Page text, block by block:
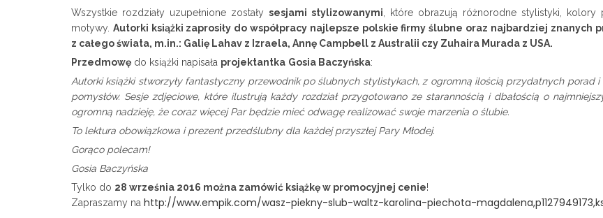
Wszystkie rozdziały uzupełnione zostałysesjami stylizowanymi , które obrazują różnorodne stylistyki, kolory
motywy. Autorki książki zaprosiły do współpracy najlepsze polskie firmy ślubne oraz najbardziej znanych
z całego świata, m.in.: Galię Lahav z Izraela, Annę Campbell z Australii czy Zuhaira Murada z USA.
Przedmowę do książki napisała projektantka Gosia Baczyńska:
Autorki książki stworzyły fantastyczny przewodnik po ślubnych stylistykach, z ogromną ilością przydatnych porad i
pomysłów. Sesje zdjęciowe, które ilustrują każdy rozdział przygotowano ze starannością i dbałością o
ogromną nadzieję, że coraz więcej Par będzie mieć odwagę realizować swoje marzenia o ślubie.
To lektura obowiązkowa i prezent przedślubny dla każdej przyszłej Pary Młodej.
Gorąco polecam!
Gosia Baczyńska
Tylko do 28 września 2016 można zamówić książkę w promocyjnej cenie!
Zapraszamy na http://www.empik.com/wasz-piekny-slub-waltz-karolina-piechota-